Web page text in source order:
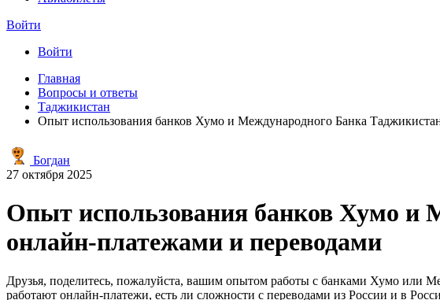
Войти
Войти
Главная
Вопросы и ответы
Таджикистан
Опыт использования банков Хумо и Международного Банка
Богдан
27 октября 2025
Опыт использования банков Хумо и
онлайн-платежами и переводами
Друзья, поделитесь, пожалуйста, вашим опытом работы с банками Хумо или
работают онлайн-платежи, есть ли сложности с переводами из России и в